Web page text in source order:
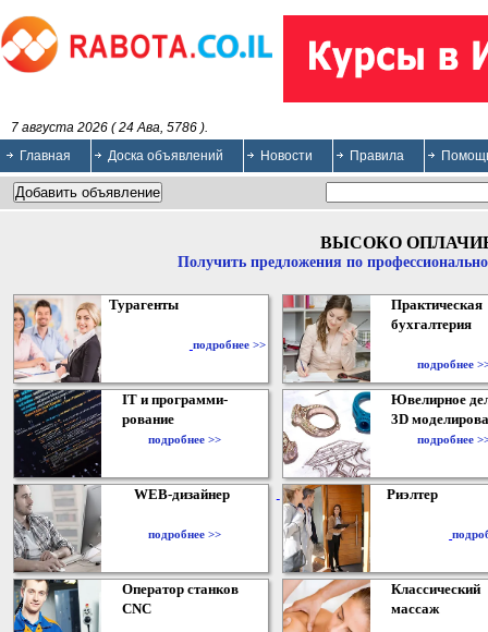
7 августа 2026 ( 24 Ава, 5786 ).
Главная
Доска объявлений Новости Правила
ВЫСОКО
Получить предложения по
Турагенты
подробнее >>
Практическая
бухгалтерия
подробнее
IT и программи-
рование
подробнее >>
Ювелирное
3D
подробнее
WEB-дизайнер
подробнее >>
Риэлтер
Оператор станков
CNC
Классический
массаж